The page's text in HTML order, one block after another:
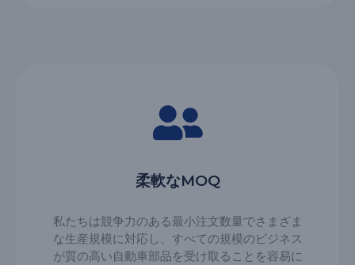
柔軟なMOQ
私たちは競争力のある最小注文数量でさまざま
な生産規模に対応し、すべての規模のビジネス
が質の高い自動車部品を受け取ることを容易に